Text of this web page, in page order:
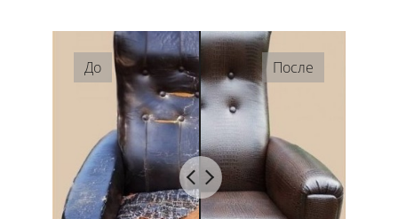
До После